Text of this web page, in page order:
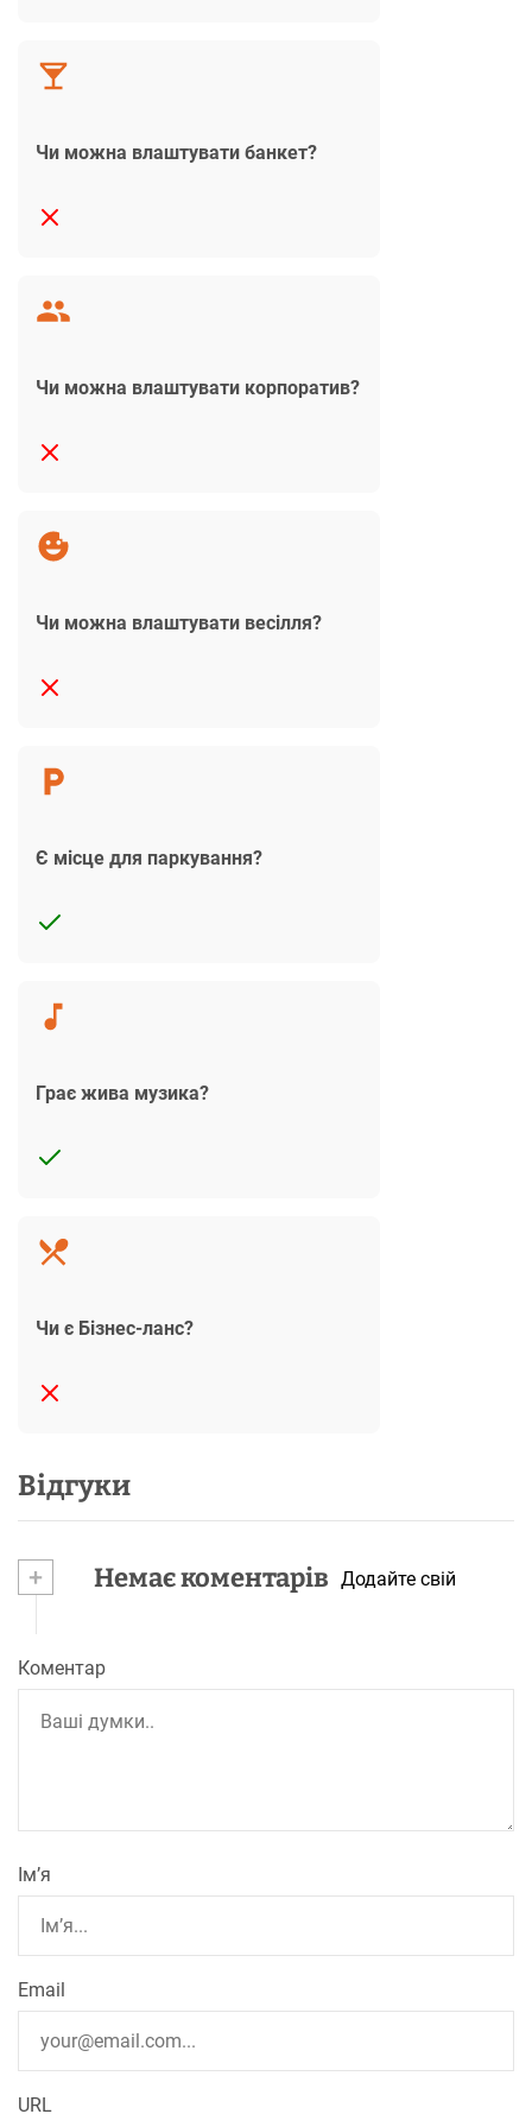
Чи можна влаштувати банкет?
Чи можна влаштувати корпоратив?
Чи можна влаштувати весілля?
Є місце для паркування?
Грає жива музика?
Чи є Бізнес-ланс?
Відгуки
+ Немає коментарів Додайте свій
Коментар
Ім’я
Email
URL